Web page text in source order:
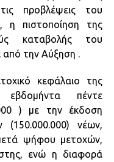
προβλέψεις του
πιστοποίηση της
καταβολής του
από την Αύξηση .
κεφάλαιο της
εβδομήντα πέντε
) με την έκδοση
(150.000.000) νέων,
ψήφου μετοχών,
ενώ η διαφορά